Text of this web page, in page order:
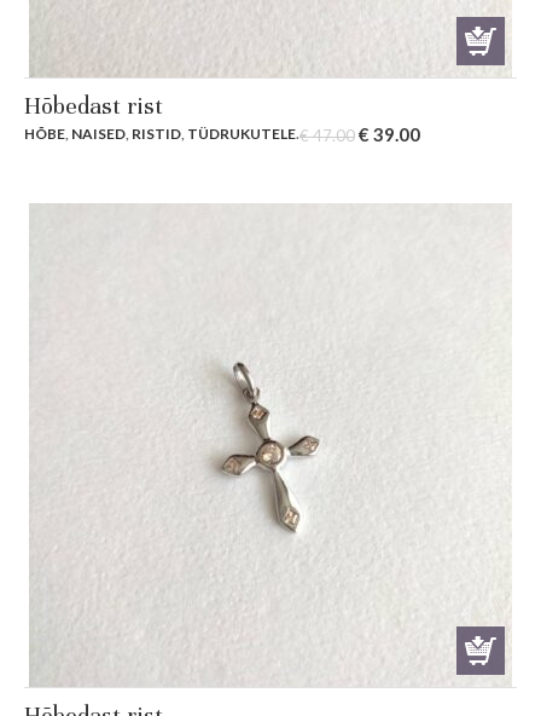
Hõbedast rist
HÕBE NAISED RISTID TÜDRUKUTELE.€47.00Original
€ 39.00Current